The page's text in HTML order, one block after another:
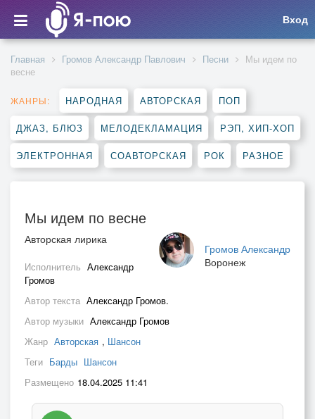
Вход
Главная Громов Александр Павлович Песни
Мы идем по
весне
ЖАНРЫ: НАРОДНАЯ АВТОРСКАЯ ПОП
ДЖАЗ, БЛЮЗ МЕЛОДЕКЛАМАЦИЯ РЭП, ХИП-ХОП
ЭЛЕКТРОННАЯ СОАВТОРСКАЯ РОК РАЗНОЕ
Мы идем по весне
Громов Александр
Воронеж
Авторская лирика
Исполнитель Александр
Громов
Автор текста Александр Громов.
Автор музыки Александр Громов
Жанр Авторская , Шансон
Теги Барды Шансон
Размещено 18.04.2025 11:41